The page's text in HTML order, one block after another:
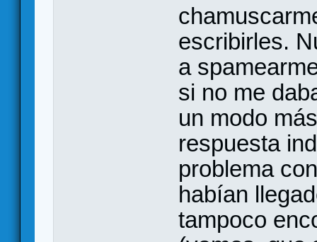
escribirles.
a
si no me
un modo
respuesta
problema
habían
tampoco